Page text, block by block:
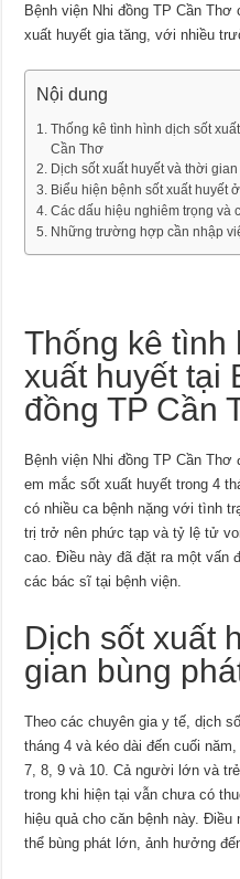
Bệnh viện Nhi đồng TP Cần
xuất huyết gia tăng, với nhiều
Nội dung
Thống kê tình hình dịch sốt
Cần Thơ
Dịch sốt xuất huyết và thời
Biểu hiện bệnh sốt xuất huyết
Các dấu hiệu nghiêm trọng và
Những trường hợp cần nhập
Thống kê tình
xuất huyết tại
đồng TP Cần
Bệnh viện Nhi đồng TP Cần
em mắc sốt xuất huyết trong 4
có nhiều ca bệnh nặng với tình
trị trở nên phức tạp và tỷ lệ tử
cao. Điều này đã đặt ra một vấn
các bác sĩ tại bệnh viện.
Dịch sốt xuất
gian bùng
Theo các chuyên gia y tế, dịch
tháng 4 và kéo dài đến cuối
7, 8, 9 và 10. Cả người lớn và
trong khi hiện tại vẫn chưa có
hiệu quả cho căn bệnh này.
thể bùng phát lớn, ảnh hưởng